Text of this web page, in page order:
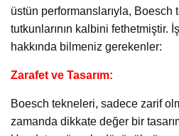
üstün performanslarıyla,
tutkunlarının kalbini fethetmiştir.
hakkında bilmeniz gerekenler:
Zarafet ve Tasarım:
Boesch tekneleri, sadece zarif
zamanda dikkate değer bir